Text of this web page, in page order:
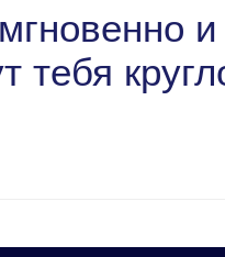
и